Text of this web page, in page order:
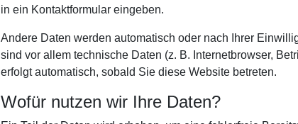
in ein Kontaktformular eingeben.
Andere Daten werden automatisch oder nach Ihrer
sind vor allem technische Daten (z. B. Internetbrowser,
erfolgt automatisch, sobald Sie diese Website betreten.
Wofür nutzen wir Ihre Daten?